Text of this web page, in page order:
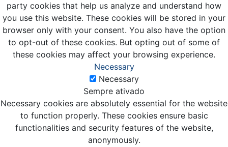
party cookies that help us analyze and understand how
you use this website. These cookies will be stored in your
browser only with your consent. You also have the option
to opt-out of these cookies. But opting out of some of
these cookies may affect your browsing experience.
Necessary
Necessary
Sempre ativado
Necessary cookies are absolutely essential for the website
to function properly. These cookies ensure basic
functionalities and security features of the website,
anonymously.